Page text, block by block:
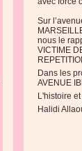
Sur
nous le
VICTIME
Dans les
AVENUE
L'histoire
Halidi